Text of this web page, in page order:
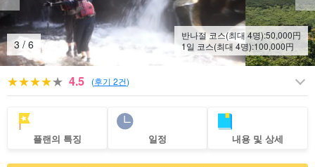
4 / 6
반나절 코스(최대 4명):50,000円
1일 코스(최대 4명):100,000円
4.5 (후기 2건)
플랜의 특징 일정 내용 및 상세